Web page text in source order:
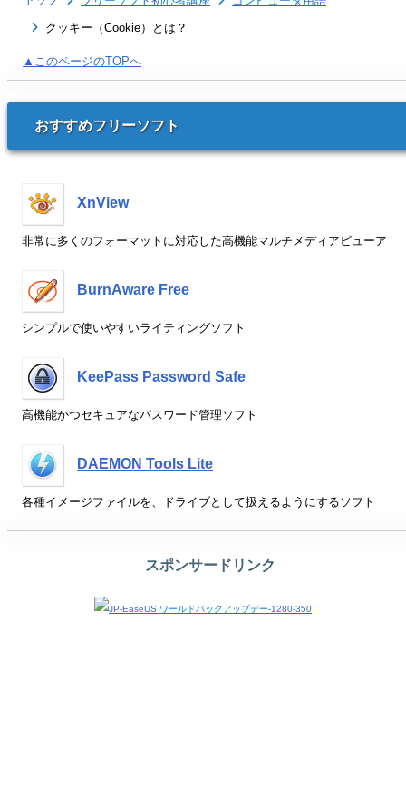
クッキー（Cookie）とは？
▲このページのTOPへ
おすすめフリーソフト
XnView
非常に多くのフォーマットに対応した高機能マルチメディアビューア
BurnAware Free
シンプルで使いやすいライティングソフト
KeePass Password Safe
高機能かつセキュアなパスワード管理ソフト
DAEMON Tools Lite
各種イメージファイルを、ドライブとして扱えるようにするソフト
スポンサードリンク